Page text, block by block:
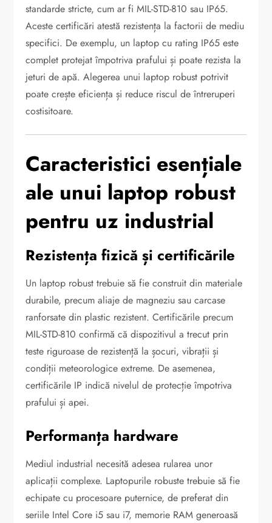
standarde stricte, cum ar fi MIL-STD-810 sau IP65.
Aceste certificări atestă rezistența la factorii de mediu
specifici. De exemplu, un laptop cu rating IP65 este
complet protejat împotriva prafului și poate rezista la
jeturi de apă. Alegerea unui laptop robust potrivit
poate crește eficiența și reduce riscul de întreruperi
costisitoare.
Caracteristici esențiale
ale unui laptop robust
pentru uz industrial
Rezistența fizică și certificările
Un laptop robust trebuie să fie construit din materiale
durabile, precum aliaje de magneziu sau carcase
ranforsate din plastic rezistent. Certificările precum
MIL-STD-810 confirmă că dispozitivul a trecut prin
teste riguroase de rezistență la șocuri, vibrații și
condiții meteorologice extreme. De asemenea,
certificările IP indică nivelul de protecție împotriva
prafului și apei.
Performanța hardware
Mediul industrial necesită adesea rularea unor
aplicații complexe. Laptopurile robuste trebuie să fie
echipate cu procesoare puternice, de preferat din
seriile Intel Core i5 sau i7, memorie RAM generoasă